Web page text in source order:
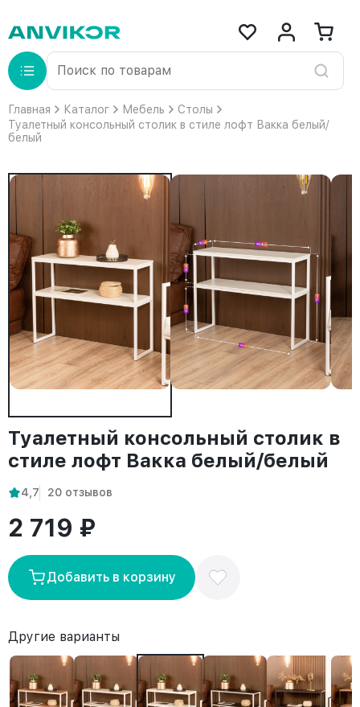
Главная Каталог Мебель
Столы
Туалетный консольный столик в стиле лофт Вакка белый/
белый
Туалетный консольный столик в
стиле лофт Вакка белый/белый
4,7 20 отзывов
2 719 ₽
Добавить в корзину
Другие варианты